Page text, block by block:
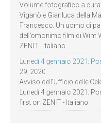
Volume fotografico a
Viganò e Gianluca della
Francesco. Un uomo di
dell’omonimo film di Wim
ZENIT - Italiano.
Lunedì 4 gennaio 2021:
29, 2020
Avviso dell’Ufficio delle
Lunedì 4 gennaio 2021:
first on ZENIT - Italiano.